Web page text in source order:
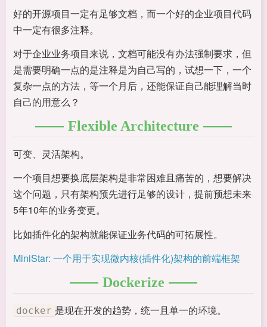
好的开源项目一定有足够文档，而一个好的企业项目代码
中一定有很多注释。
对于企业业务项目来说，文档可能没有办法强制要求，但
是需要明确一点的是注释是为自己写的，试想一下，一个
复杂一点的方法，等一个月后，还能保证自己能理解当时
自己的用意么？
Flexible Architecture
可变、灵活架构。
一个项目想要换底层架构是非常困难且痛苦的，想要解决
这个问题，只有架构预先进行足够的设计，提前预想未来
5年10年的业务变更。
比如插件化的架构就能保证业务代码的可拓展性。
MiniStar: 一个用于实现微内核(插件化)架构的前端框架
Dockerize
docker 是现在开发的趋势，统一且单一的环境。